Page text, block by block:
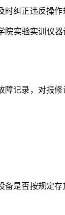
纠正违反操作
院实验实训仪器
障记录，对报
备是否按规定